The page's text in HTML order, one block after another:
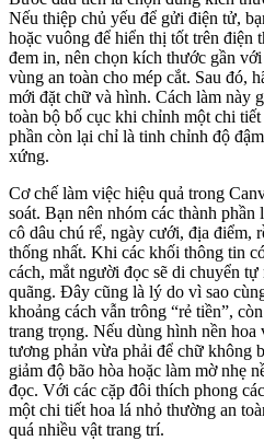
Nếu thiệp chủ yếu để gửi điện tử,
hoặc vuông để hiển thị tốt trên điện
đem in, nên chọn kích thước gần
vùng an toàn cho mép cắt. Sau đó,
mới đặt chữ và hình. Cách làm này
toàn bộ bố cục khi chỉnh một chi
phần còn lại chỉ là tinh chỉnh độ
xứng.
Cơ chế làm việc hiệu quả trong
soát. Bạn nên nhóm các thành
cô dâu chú rể, ngày cưới, địa điểm,
thống nhất. Khi các khối thông tin
cách, mắt người đọc sẽ di chuyển
quãng. Đây cũng là lý do vì sao
khoảng cách vẫn trông “rẻ tiền”,
trang trọng. Nếu dùng hình nền hoa
tương phản vừa phải để chữ không
giảm độ bão hòa hoặc làm mờ nhẹ
đọc. Với các cặp đôi thích phong
một chi tiết hoa lá nhỏ thường an
quá nhiều vật trang trí.